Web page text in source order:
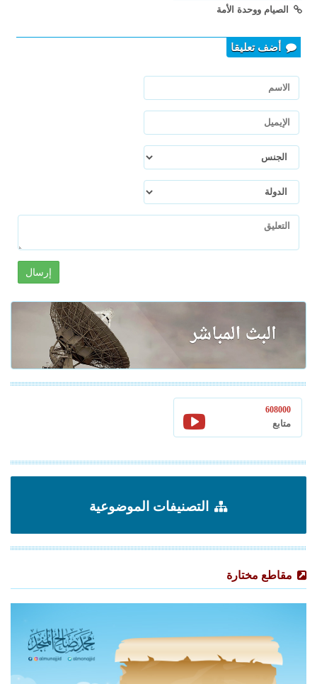
الصيام ووحدة الأمة
أضف تعليقا
إرسال
608000
متابع
التصنيفات الموضوعية
مقاطع مختارة